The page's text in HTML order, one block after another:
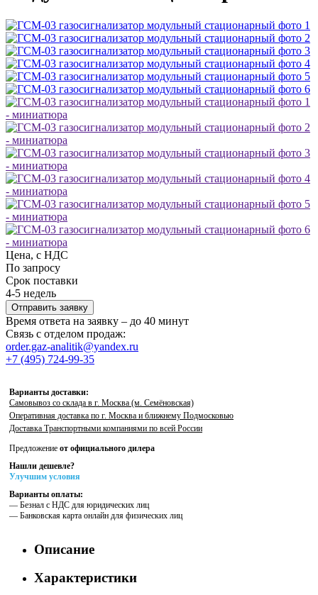
Цена, с НДС
По запросу
Срок поставки
4-5 недель
Отправить заявку
Время ответа на заявку – до 40 минут
Связь с отделом продаж:
order.gaz-analitik@yandex.ru
+7 (495) 724-99-35
Варианты доставки:
Самовывоз со склада в г. Москва (м. Семёновская)
Оперативная доставка по г. Москва и ближнему Подмосковью
Доставка Транспортными компаниями по всей России
Предложение от официального дилера
Нашли дешевле?
Улучшим условия
Варианты оплаты:
— Безнал с НДС для юридических лиц
— Банковская карта онлайн для физических лиц
Описание
Характеристики